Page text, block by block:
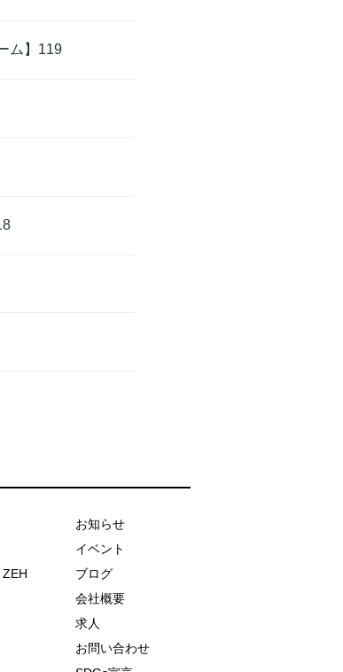
ム】119
お知らせ
イベント
ブログ
会社概要
求人
お問い合わせ